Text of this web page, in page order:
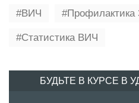
ВИЧ
Профилактика
Статистика ВИЧ
БУДЬТЕ В КУРСЕ В